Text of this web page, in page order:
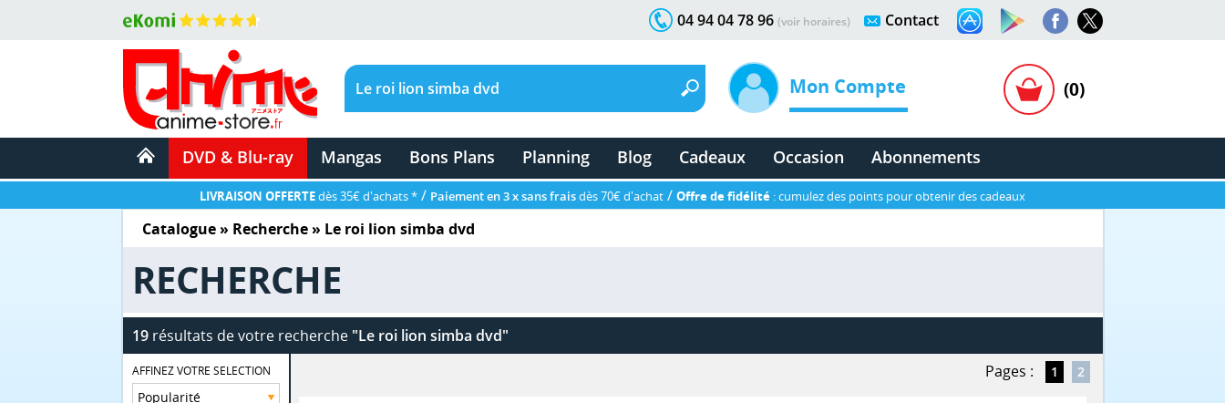
Contact
04 94 04 78 96 (voir horaires)
Mon Compte (0)
DVD & Blu-ray Mangas Bons Plans Planning Blog Cadeaux Occasion Abonnements
LIVRAISON OFFERTEdès 35€ d'achats * / Paiement en 3 x sans fraisdès 70€ d'achat / Offre de fidélité : cumulez des points pour obtenir des cadeaux
Catalogue» Recherche » Le roi lion simba dvd
RECHERCHE
19résultats de votre recherche "Le roi lion simba dvd"
AFFINEZ VOTRE SELECTION Pages : 1 2